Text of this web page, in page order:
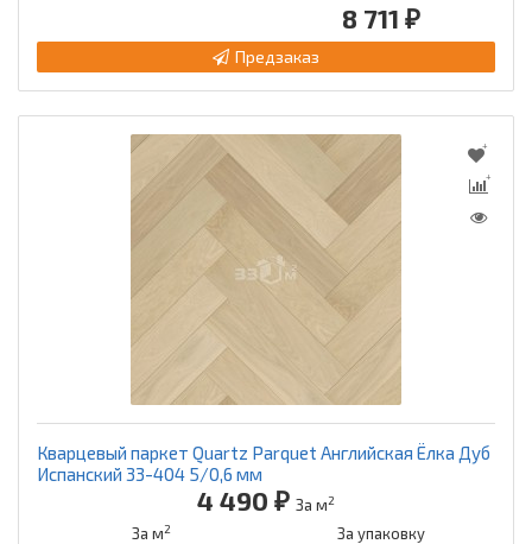
8 711 ₽
Предзаказ
Кварцевый паркет Quartz Parquet Английская Ёлка Дуб
Испанский 33-404 5/0,6 мм
4 490 ₽ За м2
За м2 За упаковку